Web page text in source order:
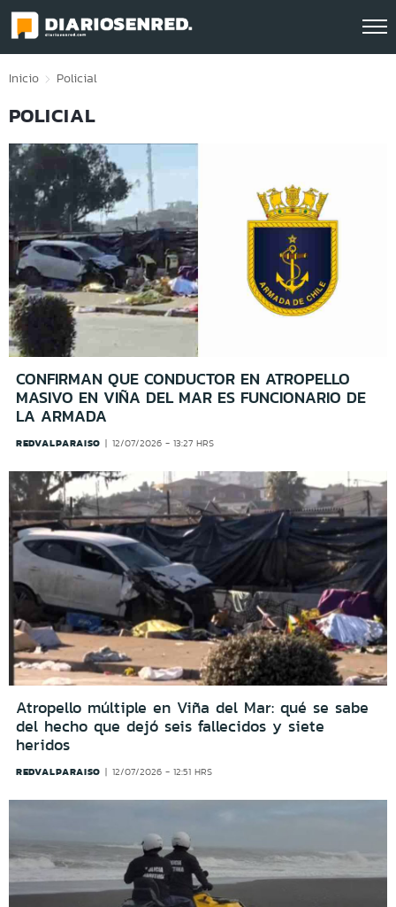
Click acá para ir directamente al contenido
Inicio Policial
POLICIAL
CONFIRMAN QUE CONDUCTOR EN ATROPELLO
MASIVO EN VIÑA DEL MAR ES FUNCIONARIO DE
LA ARMADA
REDVALPARAISO 12/07/2026 - 13:27 HRS
Atropello múltiple en Viña del Mar: qué se sabe
del hecho que dejó seis fallecidos y siete
heridos
REDVALPARAISO 12/07/2026 - 12:51 HRS